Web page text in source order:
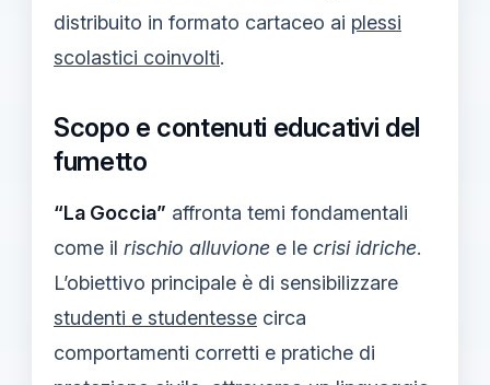
distribuito in formato cartaceo ai plessi
scolastici coinvolti.
Scopo e contenuti educativi del
fumetto
“La Goccia” affronta temi fondamentali
come il rischio alluvione e le crisi idriche.
L’obiettivo principale è di sensibilizzare
studenti e studentesse circa
comportamenti corretti e pratiche di